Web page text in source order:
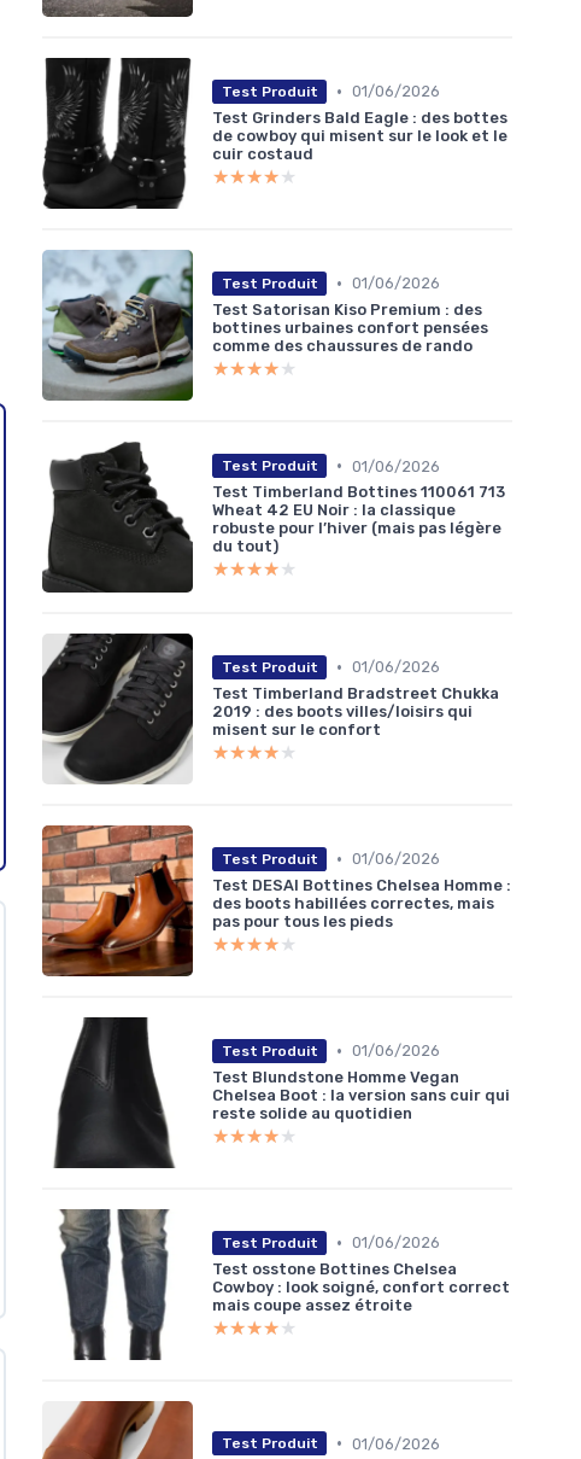
Test Produit • 01/06/2026
Test Grinders Bald Eagle : des bottes
de cowboy qui misent sur le look et le
cuir costaud
★★★★★
★★★★★
Test Produit • 01/06/2026
Test Satorisan Kiso Premium : des
bottines urbaines confort pensées
comme des chaussures de rando
★★★★★
★★★★★
Test Produit • 01/06/2026
Test Timberland Bottines 110061 713
Wheat 42 EU Noir : la classique
robuste pour l’hiver (mais pas légère
du tout)
★★★★★
★★★★★
Test Produit • 01/06/2026
Test Timberland Bradstreet Chukka
2019 : des boots villes/loisirs qui
misent sur le confort
★★★★★
★★★★★
Test Produit • 01/06/2026
Test DESAI Bottines Chelsea Homme :
des boots habillées correctes, mais
pas pour tous les pieds
★★★★★
★★★★★
Test Produit • 01/06/2026
Test Blundstone Homme Vegan
Chelsea Boot : la version sans cuir qui
reste solide au quotidien
★★★★★
★★★★★
Test Produit • 01/06/2026
Test osstone Bottines Chelsea
Cowboy : look soigné, confort correct
mais coupe assez étroite
★★★★★
★★★★★
Test Produit • 01/06/2026